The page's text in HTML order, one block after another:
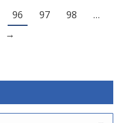
96 97 98
…
→